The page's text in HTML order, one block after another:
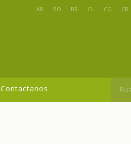
AR BO BR CL CO CR
Contactanos